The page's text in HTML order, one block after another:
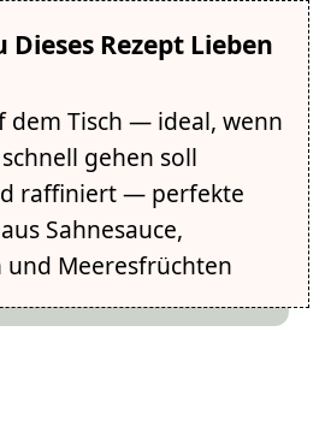
Rezept Lieben
dem Tisch — ideal, wenn
gehen soll
raffiniert — perfekte
Sahnesauce,
und Meeresfrüchten